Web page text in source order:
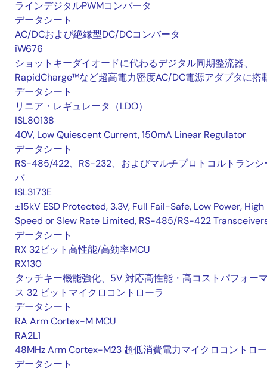
ラインデジタルPWMコンバータ
データシート
AC/DCおよび絶縁型DC/DCコンバータ
iW676
ショットキーダイオードに代わるデジタル同期整流器、
RapidCharge™など超高電力密度AC/DC電源アダプタに搭
データシート
リニア・レギュレータ（LDO）
ISL80138
40V, Low Quiescent Current, 150mA Linear Regulator
データシート
RS-485/422、RS-232、およびマルチプロトコルトランシ
バ
ISL3173E
±15kV ESD Protected, 3.3V, Full Fail-Safe, Low Power, High
Speed or Slew Rate Limited, RS-485/RS-422
データシート
RX 32ビット高性能/高効率MCU
RX130
タッチキー機能強化、5V 対応高性能・高コストパフォー
ス 32 ビットマイクロコントローラ
データシート
RA Arm Cortex-M MCU
RA2L1
48MHz Arm Cortex-M23 超低消費電力マイクロコントロ
データシート